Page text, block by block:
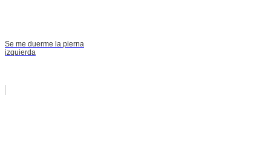
Se me duerme la pierna
izquierda